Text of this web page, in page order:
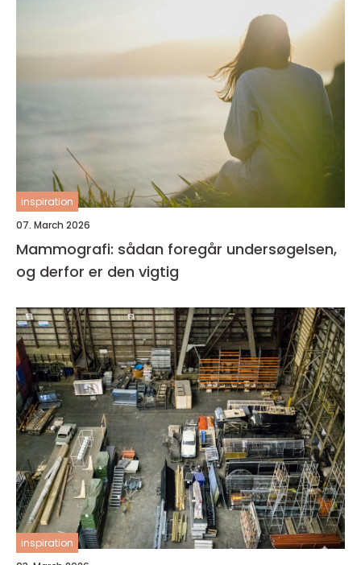
inspiration
07. March 2026
Mammografi: sådan foregår undersøgelsen,
og derfor er den vigtig
inspiration